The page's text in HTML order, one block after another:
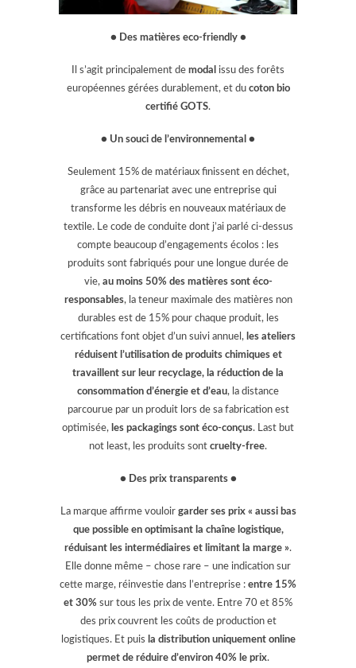
● Des matières eco-friendly ●
Il s’agit principalement de modal
issu des forêts
européennes gérées durablement, et du coton bio
certifié GOTS.
● Un souci de l’environnemental ●
Seulement 15% de matériaux finissent en déchet,
grâce au partenariat avec une entreprise qui
transforme les débris en nouveaux matériaux de
textile. Le code de conduite dont j’ai parlé ci-dessus
compte beaucoup d’engagements écolos : les
produits sont fabriqués pour une longue durée de
vie, au moins 50% des matières sont éco-
responsables, la teneur maximale des matières non
durables est de 15% pour chaque produit, les
certifications font objet d’un suivi annuel, les ateliers
réduisent l’utilisation de produits chimiques et
travaillent sur leur recyclage, la réduction de la
consommation d’énergie et d’eau, la distance
parcourue par un produit lors de sa fabrication est
optimisée, les packagings sont éco-conçus. Last but
not least, les produits sont cruelty-free.
● Des prix transparents ●
La marque affirme vouloir garder ses prix « aussi bas
que possible en optimisant la chaîne logistique,
réduisant les intermédiaires et limitant la marge ».
Elle donne même – chose rare – une indication sur
cette marge, réinvestie dans l’entreprise : entre 15%
et 30% sur tous les prix de vente. Entre 70 et 85%
des prix couvrent les coûts de production et
logistiques. Et puis la distribution uniquement online
permet de réduire d’environ 40% le prix.